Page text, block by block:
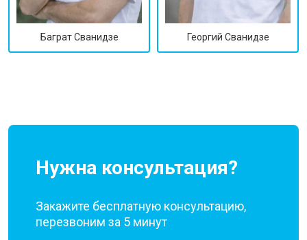
Баграт Сванидзе Георгий Сванидзе
Нужна консультация?
Закажите бесплатную консультацию,
перезвоним за 5 минут